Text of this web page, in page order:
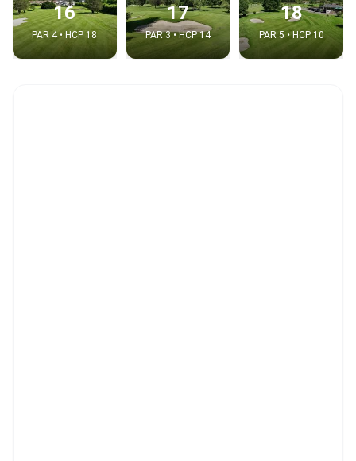
16
PAR 4 • HCP 18
17
PAR 3 • HCP 14
18
PAR 5 • HCP 10